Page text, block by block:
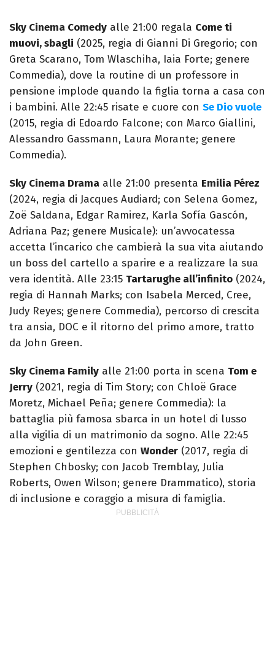
Sky Cinema Comedy alle 21:00 regala Come ti
muovi, sbagli (2025, regia di Gianni Di Gregorio; con
Greta Scarano, Tom Wlaschiha, Iaia Forte; genere
Commedia), dove la routine di un professore in
pensione implode quando la figlia torna a casa con
i bambini. Alle 22:45 risate e cuore con Se Dio vuole
(2015, regia di Edoardo Falcone; con Marco Giallini,
Alessandro Gassmann, Laura Morante; genere
Commedia).
Sky Cinema Drama alle 21:00 presenta Emilia Pérez
(2024, regia di Jacques Audiard; con Selena Gomez,
Zoë Saldana, Edgar Ramirez, Karla Sofía Gascón,
Adriana Paz; genere Musicale): un’avvocatessa
accetta l’incarico che cambierà la sua vita aiutando
un boss del cartello a sparire e a realizzare la sua
vera identità. Alle 23:15 Tartarughe all’infinito (2024,
regia di Hannah Marks; con Isabela Merced, Cree,
Judy Reyes; genere Commedia), percorso di crescita
tra ansia, DOC e il ritorno del primo amore, tratto
da John Green.
Sky Cinema Family alle 21:00 porta in scena Tom e
Jerry (2021, regia di Tim Story; con Chloë Grace
Moretz, Michael Peña; genere Commedia): la
battaglia più famosa sbarca in un hotel di lusso
alla vigilia di un matrimonio da sogno. Alle 22:45
emozioni e gentilezza con Wonder (2017, regia di
Stephen Chbosky; con Jacob Tremblay, Julia
Roberts, Owen Wilson; genere Drammatico), storia
di inclusione e coraggio a misura di famiglia.